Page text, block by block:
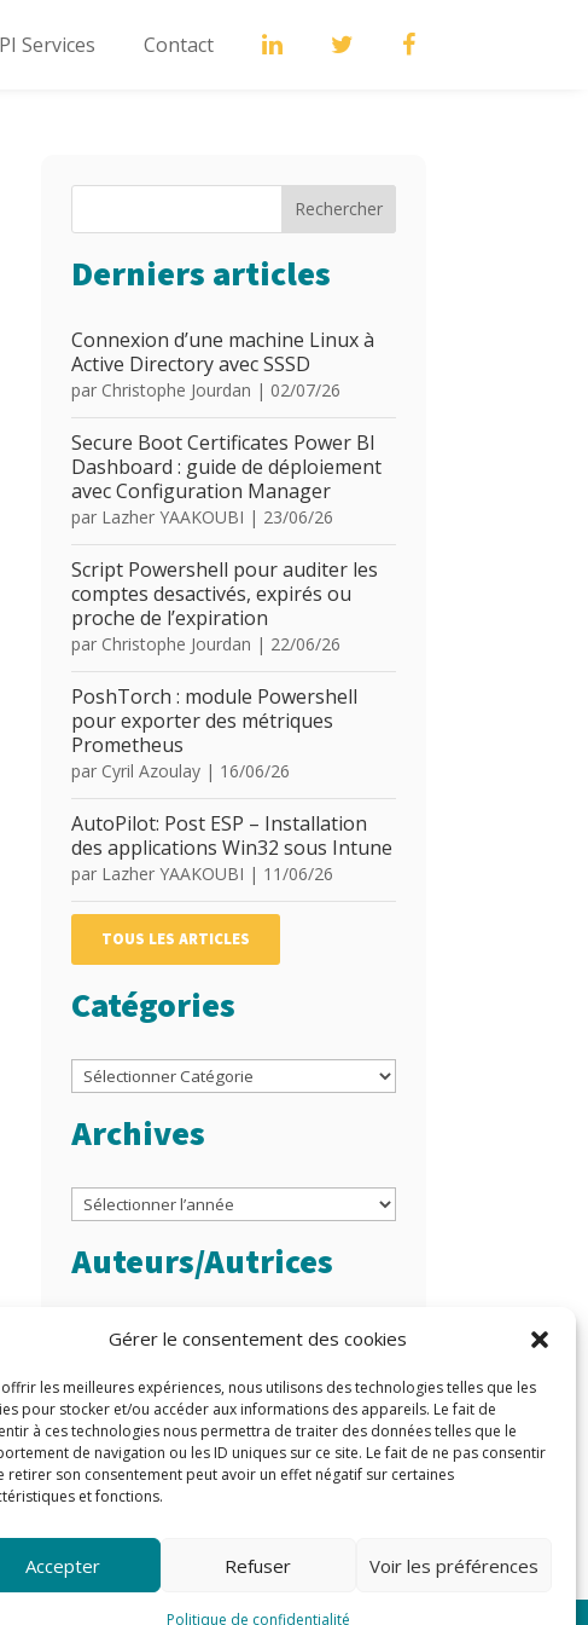
Gérer le consentement des cookies
les meilleures expériences, nous utilisons des technologies telles que les
pour stocker et/ou accéder aux informations des appareils. Le fait de
à ces technologies nous permettra de traiter des données telles que le
de navigation ou les ID uniques sur ce site. Le fait de ne pas consentir
retirer son consentement peut avoir un effet négatif sur certaines
et fonctions.
Accepter Refuser Voir les préférences
Politique de confidentialité
Services Contact
Rechercher
Derniers articles
Connexion d’une machine Linux à
Active Directory avec SSSD
par Christophe Jourdan | 02/07/26
Secure Boot Certificates Power BI
Dashboard : guide de déploiement
avec Configuration Manager
par Lazher YAAKOUBI | 23/06/26
Script Powershell pour auditer les
comptes desactivés, expirés ou
proche de l’expiration
par Christophe Jourdan | 22/06/26
PoshTorch : module Powershell
pour exporter des métriques
Prometheus
par Cyril Azoulay| 16/06/26
AutoPilot: Post ESP – Installation
des applications Win32 sous Intune
par Lazher YAAKOUBI | 11/06/26
TOUS LES ARTICLES
Catégories
Catégories
Archives
Archives
Auteurs/Autrices